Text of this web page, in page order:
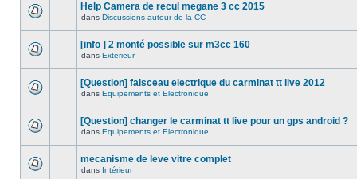
Help Camera de recul megane 3 cc 2015
dans Discussions autour de la CC
[info ] 2 monté possible sur m3cc 160
dans Exterieur
[Question] faisceau electrique du carminat tt live 2012
dans Equipements et Electronique
[Question] changer le carminat tt live pour un gps android ?
dans Equipements et Electronique
mecanisme de leve vitre complet
dans Intérieur